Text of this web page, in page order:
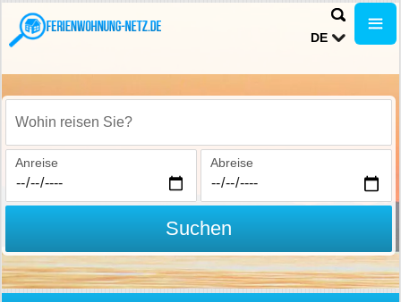
DE
Wohin reisen Sie?
Anreise Abreise
Suchen